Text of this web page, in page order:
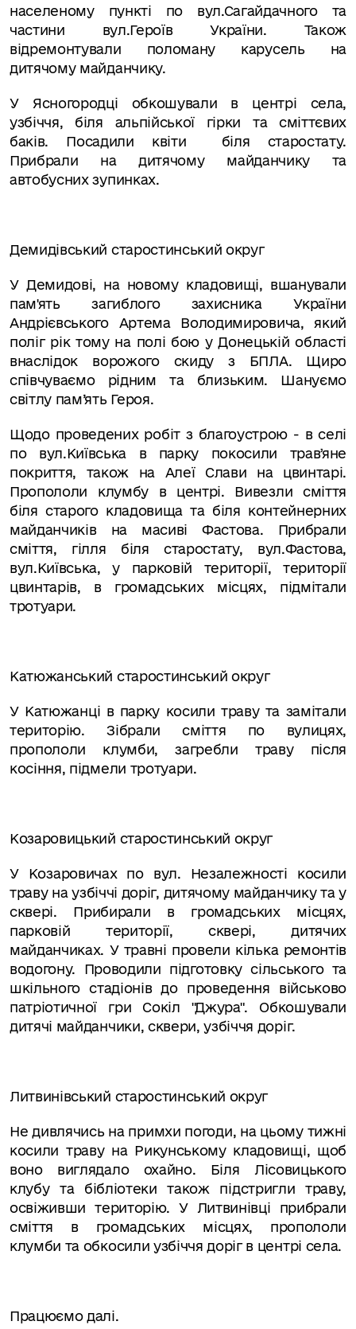
населеному пункті по вул.Сагайдачного та
частини вул.Героїв України. Також
відремонтували поломану карусель на
дитячому майданчику.
У Ясногородці обкошували в центрі села,
узбіччя, біля альпійської гірки та сміттєвих
баків. Посадили квіти
біля старостату.
Прибрали на дитячому майданчику та
автобусних зупинках.
Демидівський старостинський округ
У Демидові, на новому кладовищі, вшанували
пам'ять загиблого захисника України
Андрієвського Артема Володимировича, який
поліг рік тому на полі бою у Донецькій області
внаслідок ворожого скиду з БПЛА. Щиро
співчуваємо рідним та близьким. Шануємо
світлу пам’ять Героя.
Щодо проведених робіт з благоустрою - в селі
по вул.Київська в парку покосили травʼяне
покриття, також на Алеї Слави на цвинтарі.
Пропололи клумбу в центрі. Вивезли сміття
біля старого кладовища та біля контейнерних
майданчиків на масиві Фастова. Прибрали
сміття, гілля біля старостату, вул.Фастова,
вул.Київська, у парковій території, території
цвинтарів, в громадських місцях, підмітали
тротуари.
Катюжанський старостинський округ
У Катюжанці в парку косили траву та замітали
територію. Зібрали сміття по вулицях,
пропололи клумби, загребли траву після
косіння, підмели тротуари.
Козаровицький старостинський округ
У Козаровичах по вул. Незалежності косили
траву на узбіччі доріг, дитячому майданчику та у
сквері. Прибирали в громадських місцях,
парковій території, сквері, дитячих
майданчиках. У травні провели кілька ремонтів
водогону. Проводили підготовку сільського та
шкільного стадіонів до проведення військово
патріотичної гри Сокіл "Джура". Обкошували
дитячі майданчики, сквери, узбіччя доріг.
Литвинівський старостинський округ
Не дивлячись на примхи погоди, на цьому тижні
косили траву на Рикунському кладовищі, щоб
воно виглядало охайно. Біля Лісовицького
клубу та бібліотеки також підстригли траву,
освіживши територію. У Литвинівці прибрали
сміття в громадських місцях, пропололи
клумби та обкосили узбіччя доріг в центрі села.
Працюємо далі.